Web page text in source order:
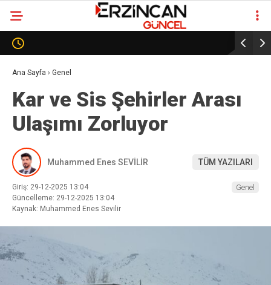
Erzincanspor’da Tarihi Karar: Kulüp Oy Birliğiyle AŞ
Ana Sayfa › Genel
Kar ve Sis Şehirler Arası
Ulaşımı Zorluyor
Muhammed Enes SEVİLİR TÜM YAZILARI
Giriş: 29-12-2025 13:04
Güncelleme: 29-12-2025 13:04
Kaynak: Muhammed Enes Sevilir
Genel